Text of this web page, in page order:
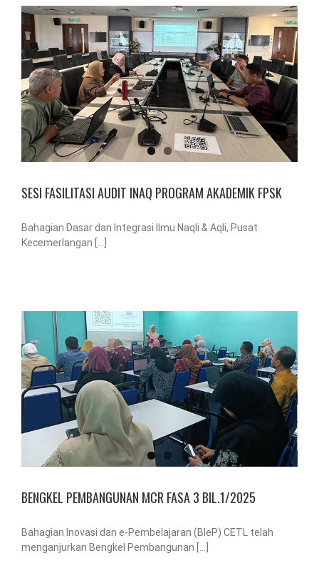
SESI FASILITASI AUDIT INAQ PROGRAM AKADEMIK FPSK
Bahagian Dasar dan Integrasi Ilmu Naqli & Aqli, Pusat
Kecemerlangan [...]
BENGKEL PEMBANGUNAN MCR FASA 3 BIL.1/2025
Bahagian Inovasi dan e-Pembelajaran (BIeP) CETL telah
menganjurkan Bengkel Pembangunan [...]